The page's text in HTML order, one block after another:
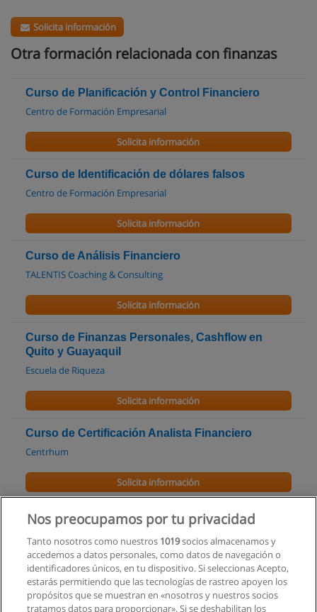
Solicita información
Otra formación relacionada con finanzas
Curso de Planificación y Control Financiero
Centro de Formación Empresarial
Solicita información
Curso de Identificación de dólares falsos
Centro de Formación Empresarial
Solicita información
Curso de Análisis Financiero
TALENTIS Coaching & Consulting
Solicita información
Curso de Finanzas Personales, Cashflow en
Quito y Guayaquil
Escuela de Riqueza
Solicita información
Curso de Certificación Analista Financiero
Centrhum
Solicita información
Curso: Clases de Economía en Quito
Solicita información
Curso de NIFFS (Norma Internacional de
Nos preocupamos por tu privacidad
Tanto nosotros como nuestros 1019socios almacenamos y
accedemos a datos personales, como datos de navegación o
identificadores únicos, en tu dispositivo. Si seleccionas Acepto,
estarás permitiendo que las tecnologías de rastreo apoyen los
propósitos que se muestran en «nosotros y nuestros socios
tratamos datos para proporcionar». Si se deshabilitan los